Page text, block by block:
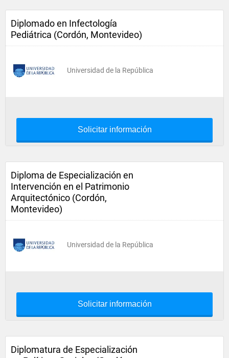
Diplomado en Infectología
Pediátrica (Cordón, Montevideo)
Universidad de la República
Solicitar información
Diploma de Especialización en
Intervención en el Patrimonio
Arquitectónico (Cordón,
Montevideo)
Universidad de la República
Solicitar información
Diplomatura de Especialización